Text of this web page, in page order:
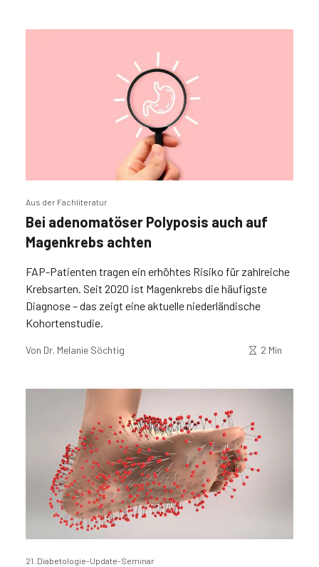
Aus der Fachliteratur
Bei adenomatöser Polyposis auch auf
Magenkrebs achten
FAP-Patienten tragen ein erhöhtes Risiko für zahlreiche
Krebsarten. Seit 2020 ist Magenkrebs die häufigste
Diagnose – das zeigt eine aktuelle niederländische
Kohortenstudie.
Von Dr. Melanie Söchtig 2 Min
21. Diabetologie-Update-Seminar